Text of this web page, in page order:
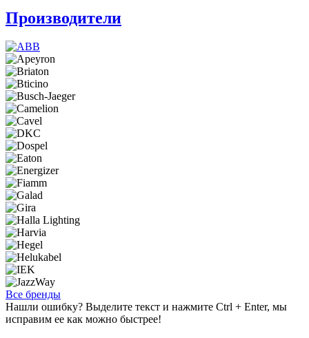
Производители
Все бренды
Нашли ошибку? Выделите текст и нажмите Ctrl + Enter, мы
исправим ее как можно быстрее!